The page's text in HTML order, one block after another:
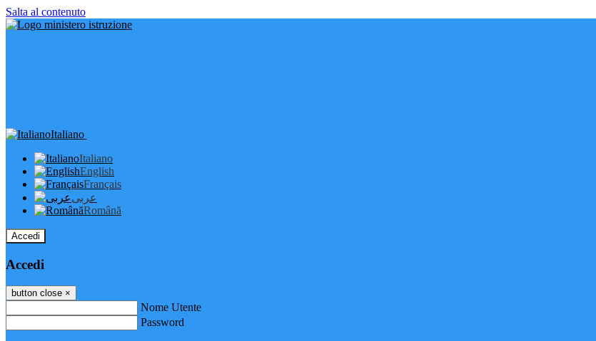
Salta al contenuto
Italiano
Italiano
English
Français
عربى
Română
Accedi
Accedi
button close ×
Nome Utente
Password